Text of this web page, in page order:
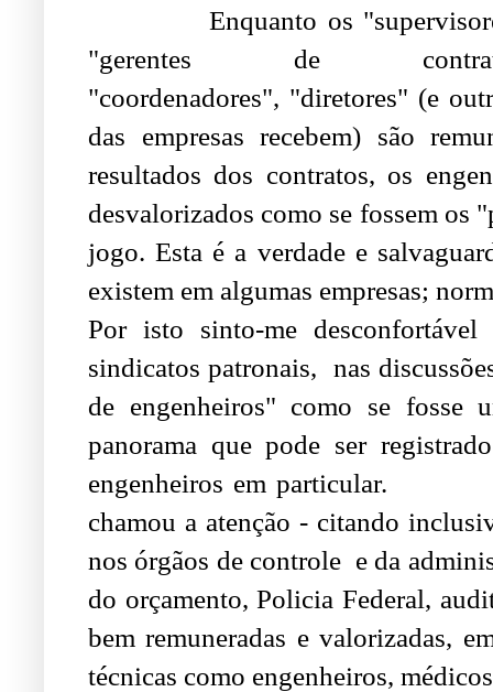
Enquanto os
"gerentes de
"coordenadores", "diretores" (e
das empresas recebem) são
resultados dos contratos, os
desvalorizados como se fossem os
jogo. Esta é a verdade e
existem em algumas empresas;
Por isto sinto-me
sindicatos patronais, nas
de engenheiros" como se fosse
panorama que pode ser
engenheiros em particular.
chamou a atenção - citando
nos órgãos de controle e da
do orçamento, Policia Federal,
bem remuneradas e valorizadas,
técnicas como engenheiros,